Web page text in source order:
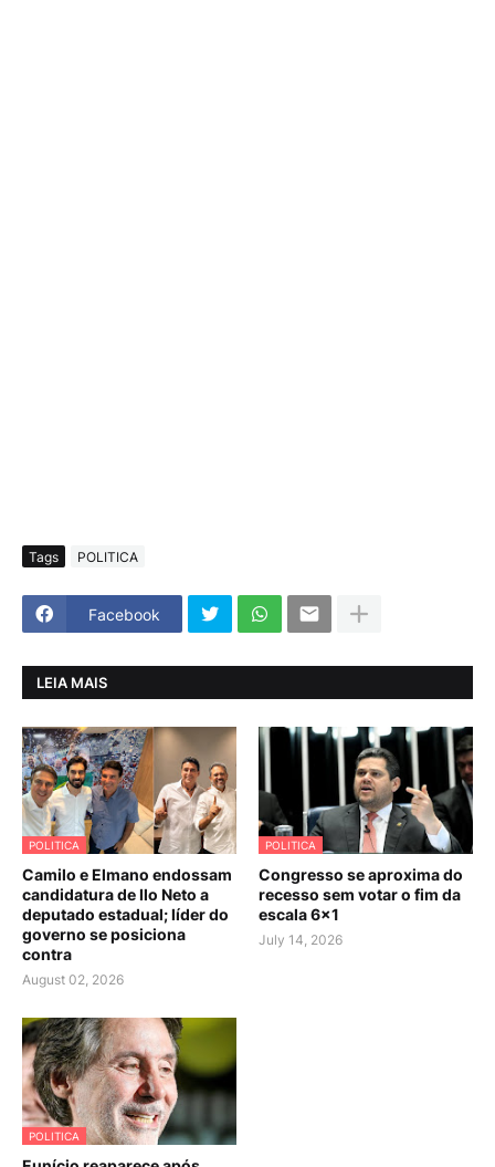
Tags POLITICA
Facebook
LEIA MAIS
POLITICA
Camilo e Elmano endossam
candidatura de Ilo Neto a
deputado estadual; líder do
governo se posiciona
contra
August 02, 2026
POLITICA
Congresso se aproxima do
recesso sem votar o fim da
escala 6×1
July 14, 2026
POLITICA